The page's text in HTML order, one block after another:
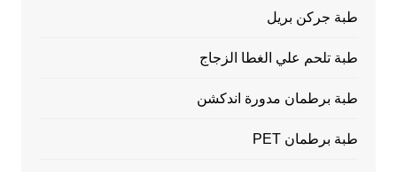
طبة جركن بريل
طبة تلحم علي الغطا الزجاج
طبة برطمان مدورة اندكشن
طبة برطمان PET